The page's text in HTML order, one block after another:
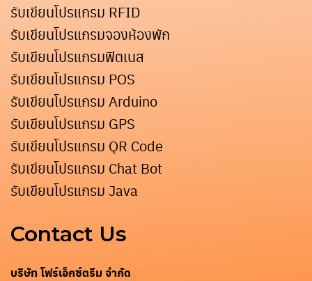
Search
รับเขียนโปรแกรม RFID
รับเขียนโปรแกรมจองห้องพัก
รับเขียนโปรแกรมฟิตเนส
รับเขียนโปรแกรม POS
รับเขียนโปรแกรม Arduino
รับเขียนโปรแกรม GPS
รับเขียนโปรแกรม QR Code
รับเขียนโปรแกรม Chat Bot
รับเขียนโปรแกรม Java
Contact Us
บริษัท โฟร์เอ็กซ์ตรีม จำกัด